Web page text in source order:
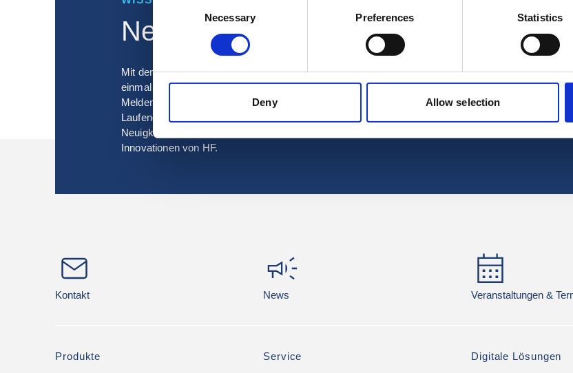
Necessary Preferences Statistics
Deny Allow selection
Newsletteranmeldung
Mit dem globalen Unternehmens-Newsletter erhalten Sie
einmal im Monat oder Quartal spannende Neuigkeiten.
Melden Sie sich jetzt an und bleiben Sie auf dem
Laufenden über die nächsten Veranstaltungen,
Neuigkeiten aus dem Unternehmen und die neuesten
Innovationen von HF.
Sie Ihre Cookie-Einstellungen hier
Kontakt News Veranstaltungen &
Produkte Service Digitale Lösungen